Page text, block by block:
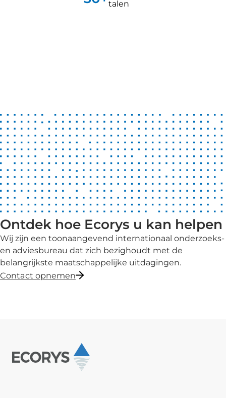
talen
Ontdek hoe Ecorys u kan helpen
Wij zijn een toonaangevend internationaal onderzoeks-
en adviesbureau dat zich bezighoudt met de
belangrijkste maatschappelijke uitdagingen.
Contact opnemen